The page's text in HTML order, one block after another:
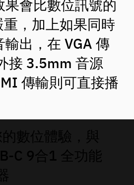
會比數位訊號的
，加上如果同時
出，在 VGA 傳
接 3.5mm 音源
傳輸則可直接播
數位體驗，與
C 9合1 全功能